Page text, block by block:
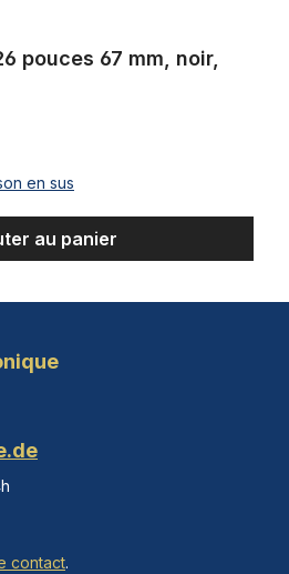
pouces 67 mm, noir,
en sus
au panier
contact.